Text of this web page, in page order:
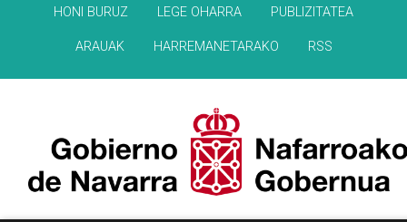
HONI BURUZ LEGE OHARRA PUBLIZITATEA
ARAUAK HARREMANETARAKO RSS